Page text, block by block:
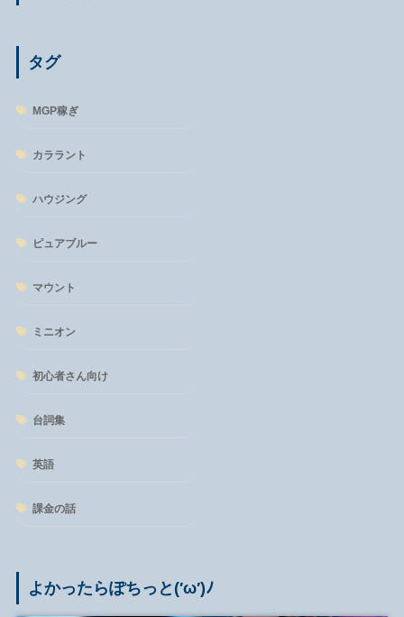
タグ
MGP稼ぎ
カララント
ハウジング
ピュアブルー
マウント
ミニオン
初心者さん向け
台詞集
英語
課金の話
よかったらぽちっと(′ω′)ﾉ